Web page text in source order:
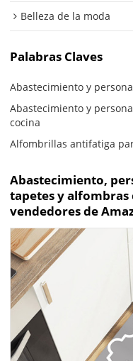
Belleza de la moda
Palabras Claves
Abastecimiento y
Abastecimiento y
cocina
Alfombrillas antifatiga
Abastecimiento,
tapetes y alfombras
vendedores de